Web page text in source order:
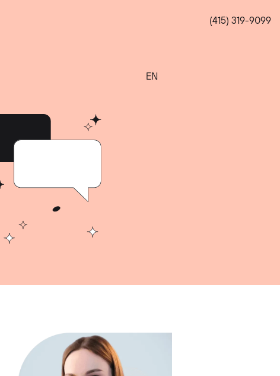
(415) 319-9099
EN